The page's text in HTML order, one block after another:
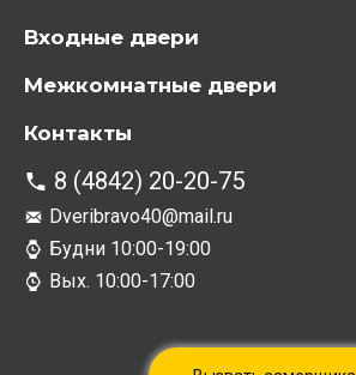
Входные двери
Межкомнатные двери
Контакты
8 (4842) 20-20-75
Dveribravo40@mail.ru
Будни 10:00-19:00
Вых. 10:00-17:00